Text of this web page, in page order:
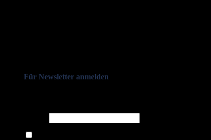
Für Newsletter anmelden